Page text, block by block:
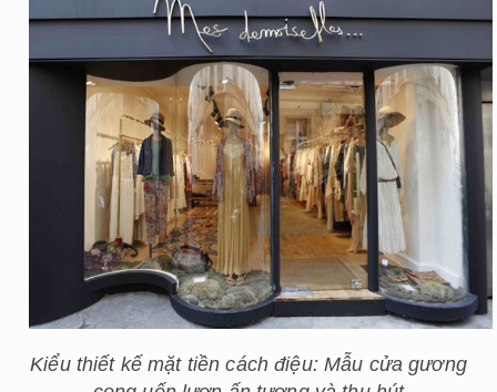
Kiểu thiết kế mặt tiền cách điệu: Mẫu cửa gương